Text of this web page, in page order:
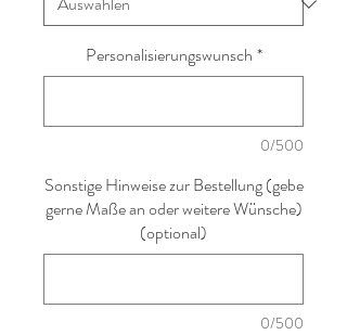
Personalisierungswunsch *
0/500
Sonstige Hinweise zur Bestellung (gebe
gerne Maße an oder weitere Wünsche)
(optional)
0/500